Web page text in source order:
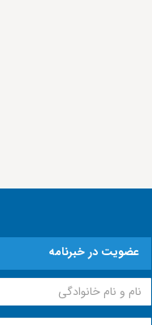
عضویت در خبرنامه